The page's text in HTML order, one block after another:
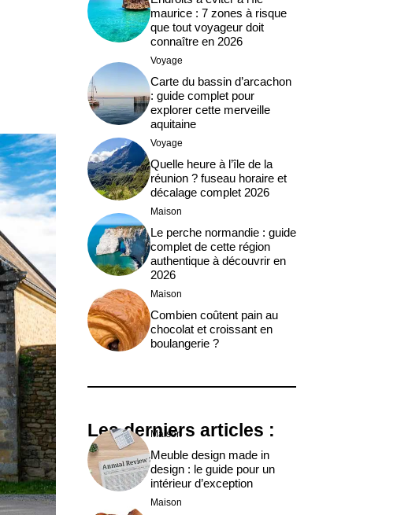
maurice : 7 zones à risque
que tout voyageur doit
connaître en 2026
Voyage
Carte du bassin d’arcachon
: guide complet pour
explorer cette merveille
aquitaine
Voyage
Quelle heure à l’île de la
réunion ? fuseau horaire et
décalage complet 2026
Maison
Le perche normandie : guide
complet de cette région
authentique à découvrir en
2026
Maison
Combien coûtent pain au
chocolat et croissant en
boulangerie ?
Les derniers articles :
Maison
Meuble design made in
design : le guide pour un
intérieur d’exception
Maison